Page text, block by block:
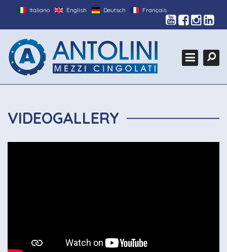
Italiano English Deutsch Français
Search
VIDEOGALLERY
HOME
L'ENTREPRISE
PRODUITS
CUSTOM
CONTACTS